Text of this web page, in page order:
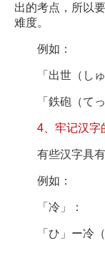
出的考点，所以
难度。
例如：
「出世（しゅ
「鉄砲（てっ
4、牢记汉字
有些汉字具有
例如：
「冷」：
「ひ」ー冷（